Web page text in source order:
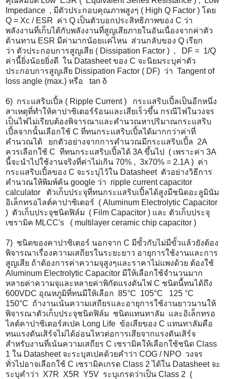
Impedance , มีตัวประกอบคุณภาพสูงๆ ( High Q Factor ) โดย
Q = Xc / ESR ค่า Q เป็นตัวบอกประสิทธิภาพของ C ว่า
พลังงานที่เก็บได้กับพลังงานที่สูญเสียภายในอันเนื่องจากค่าตัว
ต้านทาน ESR มีค่ามากน้อยแค่ไหน ส่วนกลับของ Q เรียก
ว่า ตัวประกอบการสูญเสีย ( Dissipation Factor ) , DF = 1/Q
ค่านี้ยิ่งน้อยยิ่งดี ใน Datasheet ของ C จะนิยมระบุค่าตัว
ประกอบการสูญเสีย Dissipation Factor ( DF) ว่า Tangent of
loss angle (max.) หรือ tan δ
6) กระแสริบเปิ้ล ( Ripple Current ) กระแสริบเปิ้ลเป็นอีกหนึ่ง
สาเหตุที่ทำให้คาปาซิเตอร์ร้อนและเสียเร็วขึ้น กรณีไฟในวงจร
เป็นไฟไม่เรียบต้องพิจารณาและคำนวณหาปริมาณกระแสริบ
เปิ้ลจากนั้นเลือกใช้ C ที่ทนกระแสริบเปิ้ลได้มากกว่าค่าที่
คำนวณได้ ยกตัวอย่างจากการคำนวณมีกระแสริบเปิ้ล 2A
ควรเลือกใช้ C ทีทนกระแสริบเปิ้ลได้ 3A ขึ้นไป ( เพราะค่า 3A
นี้จะนำไปใช้งานจริงที่ค่าไม่เกิน 70% , 3x70% = 2.1A ) ค่า
กระแสริบเปิ้ลของ C จะระบุไว้ใน Datasheet ตัวอย่างวิธีการ
คำนวณให้พิมพ์ค้น google ว่า ripple current capacitor
calculator ตัวเก็บประจุที่ทนกระแสริบเปิ้ลได้สูงมีชนิดอะลูมินัม
อิเล็กทรอไลต์คาปาซิเตอร์ ( Aluminum Electrolytic Capacitor
) ตัวเก็บประจุชนิดฟิล์ม ( Film Capacitor ) และ ตัวเก็บประจุ
เซรามิค MLCC's ( multilayer ceramic chip capacitor )
7) ชนิดของคาปาซิเตอร์ นอกจาก C มีขั้วกับไม่มีขั้วแล้วยังต้อง
พิจารณาเรื่องความเสถียรในระยะยาว อายุการใช้งานและการ
สูญเสีย ถ้าต้องการค่าความจุสูงๆและราคาไม่แพงด้วย ต้องใช้
Aluminum Electrolytic Capacitor มีให้เลือกใช้จำนวนมาก
หลายค่าความจุและหลายค่าพิกัดแรงดันไฟ C ชนิดนี้ทนได้ถึง
600VDC อุณหภูมิที่ทนมีให้เลือก 85°C 105°C 125 °C
150°C ถ้างานเน้นความเสถียรและอายุการใช้งานยาวนานให้
พิจารณาตัวเก็บประจุชนิดฟิล์ม ชนิดแทนทาลัม และอิเล็กทรอ
ไลต์คาปาซิเตอร์สเปค Long Life ข้อเสียของ C แทนทาลัมคือ
ทนแรงดันเสิร์จไม่ได้อ่อนไหวต่อการเสียจากแรงดันเสิร์จ
สำหรับงานที่เน้นความเสถียร C เซรามิคให้เลือกใช้ชนิด Class
1 ใน Datasheet จะระบุสเปคด้วยคำว่า COG / NPO วงจร
ทั่วไปอาจเลือกใช้ C เซรามิคเกรด Class 2 ได้ใน Datasheet จะ
ระบุคำว่า X7R X5R Y5V ระบุเกรดว่าเป็น Class 2 (